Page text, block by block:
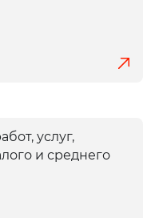
услуг,
и среднего